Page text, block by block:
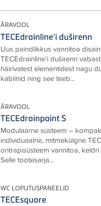
ÄRAVOOL
TECEdrainline'i duširenn
Uus paindlikkus vannitoa
TECEdrainline'i duširenn
häirivatest elementidest nagu
kabiinid ning see teeb...
ÄRAVOOL
TECEdrainpoint S
Modulaarne süsteem –
individuaalne, mitmekülgne
ontrapisüsteem vannitoa,
Selle tootesarja...
WC LOPUTUSPANEELID
TECEsquare